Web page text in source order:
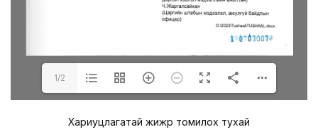
1/2
Хариуцлагатай жижүүр томилох тухай